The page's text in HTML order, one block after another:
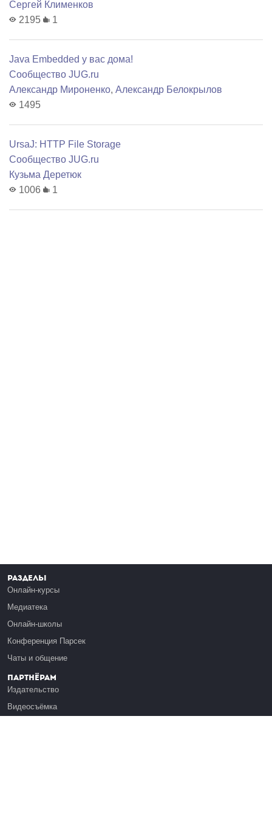
Сергей Клименков
2195
1
Java Embedded у вас дома!
Сообщество JUG.ru
Александр Мироненко, Александр Белокрылов
1495
UrsaJ: HTTP File Storage
Сообщество JUG.ru
Кузьма Деретюк
1006
1
Разделы
Онлайн-курсы
Медиатека
Онлайн-школы
Конференция Парсек
Чаты и общение
Партнёрам
Издательство
Видеосъёмка